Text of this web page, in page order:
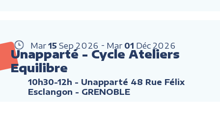
Mar 15 Sep 2026 Mar 01 Déc 2026
Unapparté - Cycle Ateliers
Equilibre
10h30-12h - Unapparté 48 Rue Félix
Esclangon - GRENOBLE